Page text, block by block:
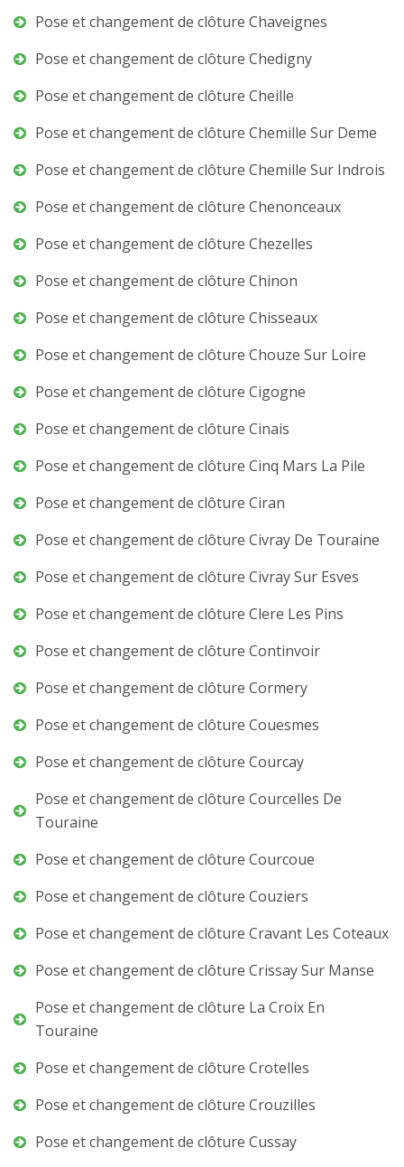
Pose et changement de clôture Chaveignes
Pose et changement de clôture Chedigny
Pose et changement de clôture Cheille
Pose et changement de clôture Chemille Sur Deme
Pose et changement de clôture Chemille Sur Indrois
Pose et changement de clôture Chenonceaux
Pose et changement de clôture Chezelles
Pose et changement de clôture Chinon
Pose et changement de clôture Chisseaux
Pose et changement de clôture Chouze Sur Loire
Pose et changement de clôture Cigogne
Pose et changement de clôture Cinais
Pose et changement de clôture Cinq Mars La Pile
Pose et changement de clôture Ciran
Pose et changement de clôture Civray De Touraine
Pose et changement de clôture Civray Sur Esves
Pose et changement de clôture Clere Les Pins
Pose et changement de clôture Continvoir
Pose et changement de clôture Cormery
Pose et changement de clôture Couesmes
Pose et changement de clôture Courcay
Pose et changement de clôture Courcelles De
Touraine
Pose et changement de clôture Courcoue
Pose et changement de clôture Couziers
Pose et changement de clôture Cravant Les Coteaux
Pose et changement de clôture Crissay Sur Manse
Pose et changement de clôture La Croix En
Touraine
Pose et changement de clôture Crotelles
Pose et changement de clôture Crouzilles
Pose et changement de clôture Cussay